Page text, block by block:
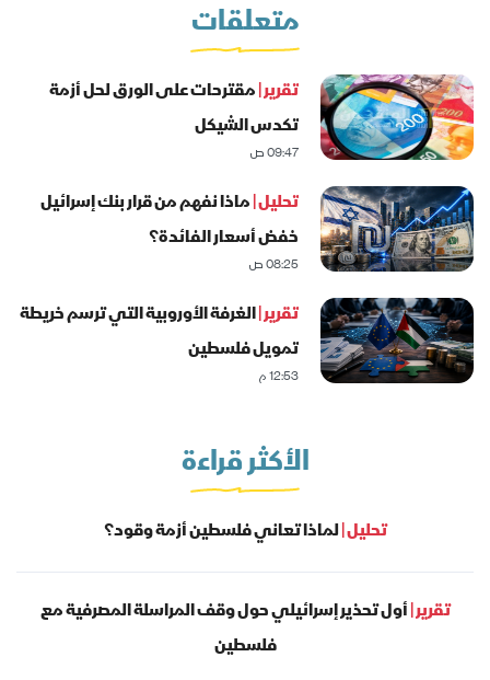
متعلقات
تقرير |مقترحات على الورق لحل أزمة
تكدس الشيكل
09:47 ص
تحليل |ماذا نفهم من قرار بنك إسرائيل
خفض أسعار الفائدة؟
08:25 ص
تقرير |الغرفة الأوروبية التي ترسم خريطة
تمويل فلسطين
12:53 م
الأكثر قراءة
تحليل |لماذا تعاني فلسطين أزمة وقود؟
تقرير |أول تحذير إسرائيلي حول وقف المراسلة المصرفية مع
فلسطين